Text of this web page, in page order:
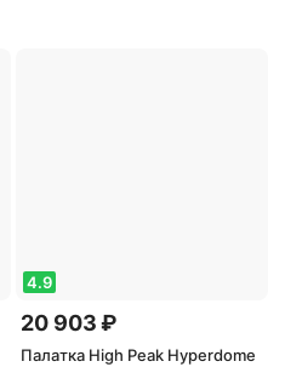
4.9
20 903 ₽
Палатка High Peak Hyperdome